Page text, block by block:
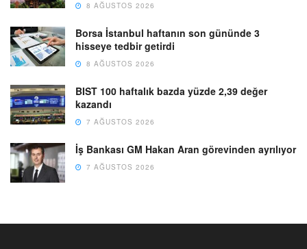
8 AĞUSTOS 2026
Borsa İstanbul haftanın son gününde 3
hisseye tedbir getirdi
8 AĞUSTOS 2026
BIST 100 haftalık bazda yüzde 2,39 değer
kazandı
7 AĞUSTOS 2026
İş Bankası GM Hakan Aran görevinden ayrılıyor
7 AĞUSTOS 2026